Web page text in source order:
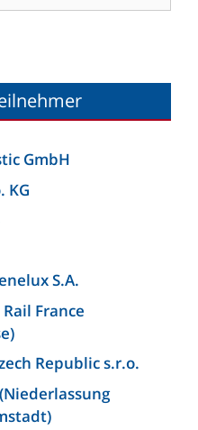
GmbH
KG
S.A.
France
Republic s.r.o.